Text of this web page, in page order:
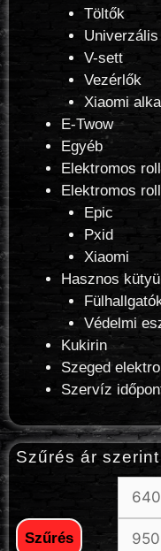
Töltők
V-sett
Vezérlők
Xiaomi
E-Twow
Egyéb
Elektromos
Elektromos
Epic
Pxid
Xiaomi
Hasznos
Védelmi
Kukirin
Szeged
Szervíz
Szűrés ár szerint
Szűrés